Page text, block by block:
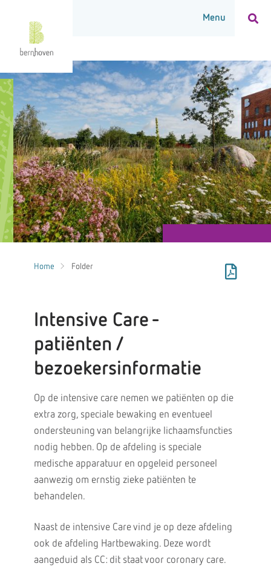
Home Folder
Intensive Care -
patiënten /
bezoekersinformatie
Op de intensive care nemen we patiënten op die
extra zorg, speciale bewaking en eventueel
ondersteuning van belangrijke lichaamsfuncties
nodig hebben. Op de afdeling is speciale
medische apparatuur en opgeleid personeel
aanwezig om ernstig zieke patiënten te
behandelen.
Naast de intensive Care vind je op deze afdeling
ook de afdeling Hartbewaking. Deze wordt
aangeduid als CC: dit staat voor coronary care.